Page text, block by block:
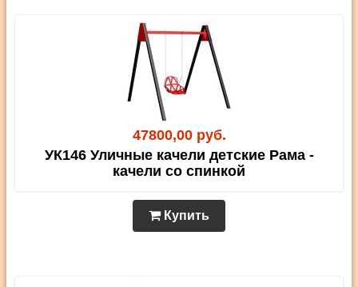
47800,00 руб.
УК146 Уличные качели детские Рама -
качели со спинкой
Купить